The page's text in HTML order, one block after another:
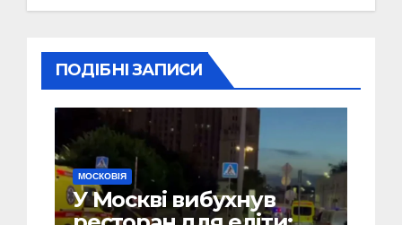
ПОДІБНІ ЗАПИСИ
МОСКОВІЯ
У Москві вибухнув